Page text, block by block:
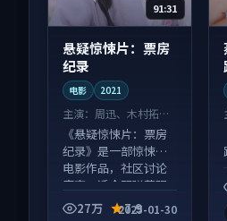
91:31
悬疑惊悚片：票房
纪录
电影 2021
主演： 周迅、木村拓哉
等
《悬疑惊悚片：票房
纪录》是一部惊悚向
电影作品，社区讨论
度高，适合配弹幕观
看。27万 7.9
2025-01-30